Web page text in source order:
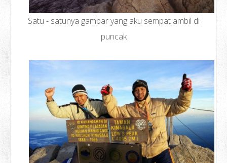
Satu - satunya gambar yang aku sempat ambil di
puncak